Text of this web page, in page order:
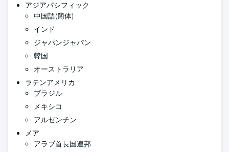
アジアパシフィック
中国語(簡体)
インド
ジャパンジャパン
韓国
オーストラリア
ラテンアメリカ
ブラジル
メキシコ
アルゼンチン
メア
アラブ首長国連邦